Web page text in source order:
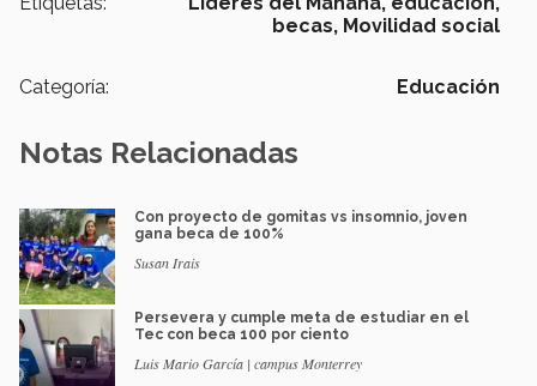
becas, Movilidad social
Categoría: Educación
Notas Relacionadas
Con proyecto de gomitas vs insomnio, joven
gana beca de 100%
Susan Irais
Persevera y cumple meta de estudiar en el
Tec con beca 100 por ciento
Luis Mario García | campus Monterrey